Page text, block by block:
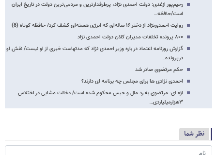
‌رحیم‌پور ازغدی: دولت احمدی نژاد، پرطرفدارترین و مردمی‌ترین دولت در تاریخ ایران
است/حافظه…
روایت احمدی‌نژاد از دختر ۱۶ ساله‌ای که انرژی هسته‌ای کشف کرد/ حافظه کوتاه (8)
۸۰۰ پرونده تخلفات مدیران کلان دولت احمدی نژاد
گزارش روزنامه اعتماد در باره وزیر احمدی نژاد که مدتهاست خبری از او نیست/ نقش او
درپرونده…
حکم مرتضوی صادر شد
احمدی نژادی ها برای مجلس چه برنامه ای دارند؟
اژه ای: مرتضوی به رد مال و حبس محکوم شده است/ دخالت مشایی در اختلاس
۳هزارمیلیاردی…
نظر شما